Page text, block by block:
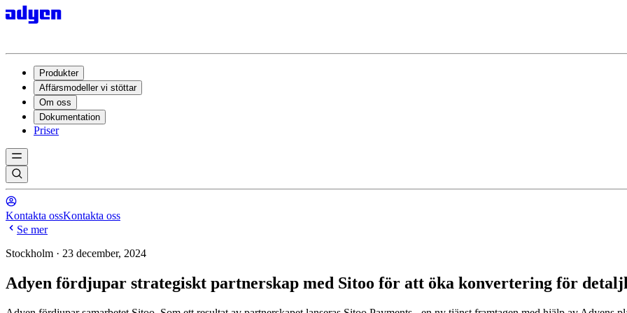
Produkter
Affärsmodeller vi stöttar
Om oss
Dokumentation
Priser
Kontakta ossKontakta oss
Se mer
Stockholm · 23 december, 2024
Adyen fördjupar strategiskt partnerskap med Sitoo för att öka konvertering för